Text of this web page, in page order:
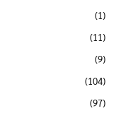
(1)
(11)
(9)
(104)
(97)